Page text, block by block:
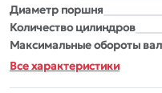
Диаметр поршня
Количество цилиндров
Максимальные обороты
Все характеристики